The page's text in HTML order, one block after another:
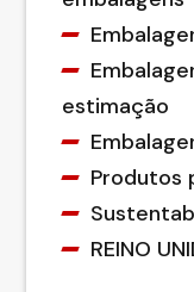
estimação
Produtos
REINO